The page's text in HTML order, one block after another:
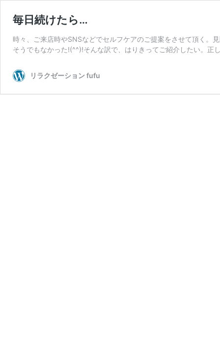
毎日続けたら…
時々、ご来店時やSNSなどでセルフケアのご提案をさせて頂く。
そうでもなかった!(^^)!そんな訳で、はりきってご紹介したい。
リラクゼーション fufu